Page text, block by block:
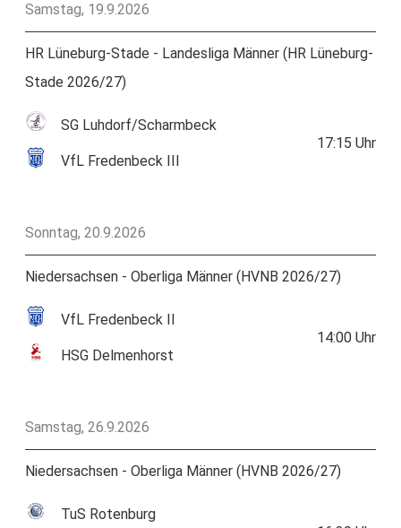
Samstag, 19.9.2026
HR Lüneburg-Stade - Landesliga Männer (HR Lüneburg-
Stade 2026/27)
SG Luhdorf/Scharmbeck
VfL Fredenbeck III
17:15 Uhr
Sonntag, 20.9.2026
Niedersachsen - Oberliga Männer (HVNB 2026/27)
VfL Fredenbeck II
HSG Delmenhorst
14:00 Uhr
Samstag, 26.9.2026
Niedersachsen - Oberliga Männer (HVNB 2026/27)
TuS Rotenburg